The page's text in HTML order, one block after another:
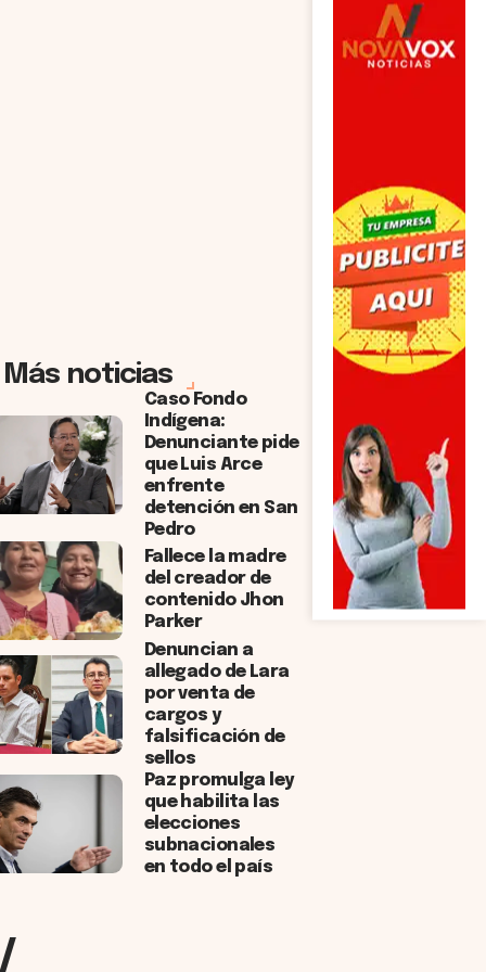
Más noticias
Caso Fondo
Indígena:
Denunciante pide
que Luis Arce
enfrente
detención en San
Pedro
Fallece la madre
del creador de
contenido Jhon
Parker
Denuncian a
allegado de Lara
por venta de
cargos y
falsificación de
sellos
Paz promulga ley
que habilita las
elecciones
subnacionales
en todo el país